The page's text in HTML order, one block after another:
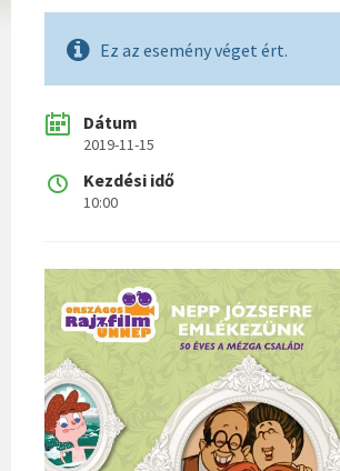
Ez az esemény véget ért.
Dátum
2019-11-15
Kezdési idő
10:00